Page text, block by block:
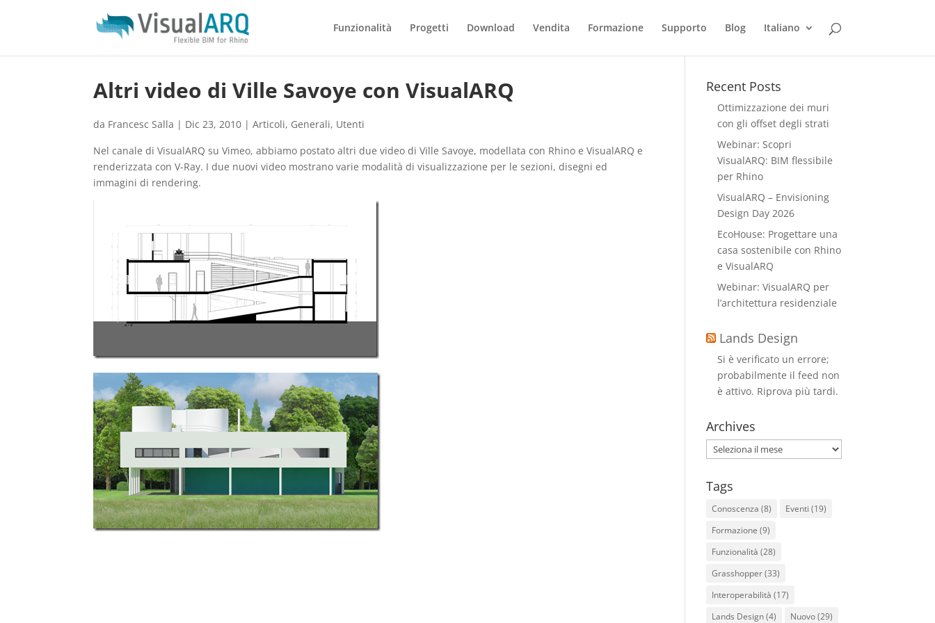
Funzionalità Progetti Download Vendita Formazione Supporto Blog Italiano
Altri video di Ville Savoye con VisualARQ
da Francesc Salla | Dic 23, 2010 |Articoli, Generali, Utenti
Nel canale di VisualARQ su Vimeo, abbiamo postato altri due video di Ville Savoye, modellata con Rhino e VisualARQ e
renderizzata con V-Ray. I due nuovi video mostrano varie modalità di visualizzazione per le sezioni, disegni ed
immagini di rendering.
Recent Posts
Ottimizzazione dei muri
con gli offset degli strati
Webinar: Scopri
VisualARQ: BIM flessibile
per Rhino
VisualARQ – Envisioning
Design Day 2026
EcoHouse: Progettare una
casa sostenibile con Rhino
e VisualARQ
Webinar: VisualARQ per
l’architettura residenziale
Lands Design
Si è verificato un errore;
probabilmente il feed non
è attivo. Riprova più tardi.
Archives
Archives
Tags
Conoscenza (8) Eventi (19)
Formazione (9)
Funzionalità (28)
Grasshopper(33)
Interoperabilità (17)
Lands Design(4) Nuovo(29)